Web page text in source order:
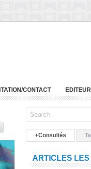
CONTACT
+Consultés
ARTICLES